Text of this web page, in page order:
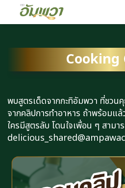
Cooking
พบสูตรเด็ดจากกะทิอัมพวา ที่ชวน
จากคลิปการทำอาหาร ถ้าพร้อมแล้
ใครมีสูตรลับ โดนใจเพื่อน ๆ สามา